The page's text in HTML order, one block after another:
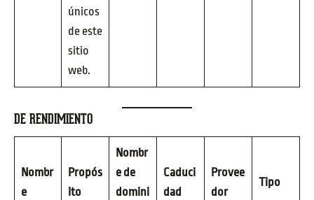
únicos
de este
sitio
web.
DE RENDIMIENTO
Nombr
e
Propós
ito
Nombr
e de
domini
Caduci
dad
Provee
dor
Tipo